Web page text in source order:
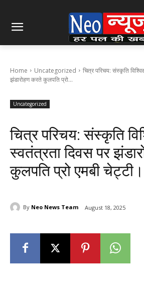
Home Uncategorized
चित्र परिचय: संस्कृति
झंडारोहण करते कुलपति प्रो...
Uncategorized
चित्र परिचय: संस्कृति
स्वतंत्रता दिवस पर
कुलपति प्रो एमबी चेट्टी।
By Neo News Team August 18, 2025